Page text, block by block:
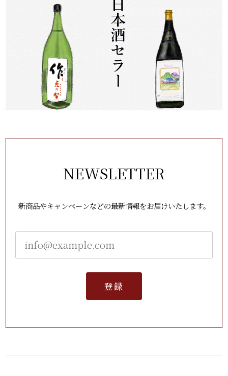
NEWSLETTER
新商品やキャンペーンなどの最新情報をお届けいたします。
登録